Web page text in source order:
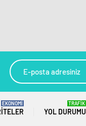
EKONOMİ
YOL DURUMU
TRAFİK